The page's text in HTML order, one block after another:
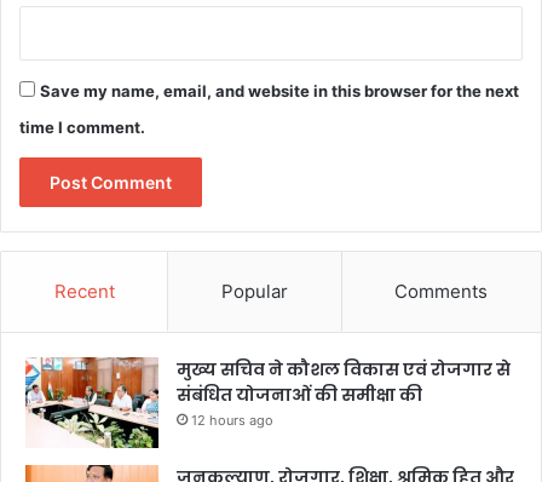
Save my name, email, and website in this browser for the next
time I comment.
Recent Popular Comments
मुख्य सचिव ने कौशल विकास एवं रोजगार से
संबंधित योजनाओं की समीक्षा की
12 hours ago